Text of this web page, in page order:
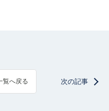
覧へ戻る 次の記事